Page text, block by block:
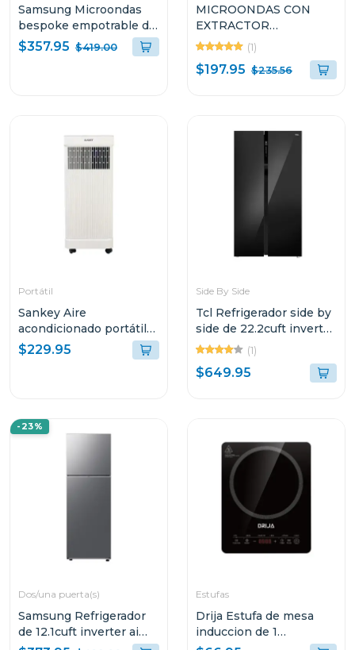
Samsung Microondas
bespoke empotrable de
2.1cuft con auto
dimming glass
$357.95 $419.00
MICROONDAS CON
EXTRACTOR
EMPOTRABLE LG DE
1.7 CUFT EASY CLEAN
LMV1764ST
(1)
$197.95 $235.56
Portátil
Sankey Aire
acondicionado portátil
de 8500btu r32 blanco
$229.95
Side By Side
Tcl Refrigerador side by
side de 22.2cuft inverter
negro cristal p650
(1)
$649.95
-23%
Dos/una puerta(s)
Samsung Refrigerador
de 12.1cuft inverter ai
Estufas
Drija Estufa de mesa
induccion de 1